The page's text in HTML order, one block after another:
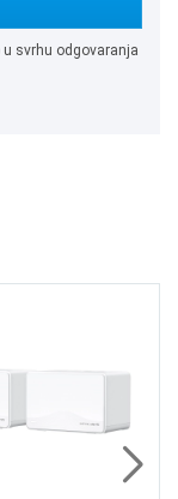
svrhu odgovaranja